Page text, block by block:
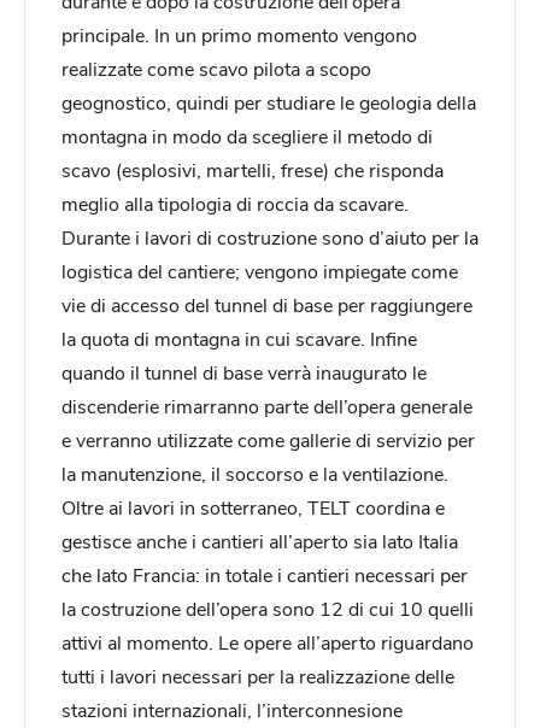
principale. In un primo momento vengono
realizzate come scavo pilota a scopo
geognostico, quindi per studiare le geologia della
montagna in modo da scegliere il metodo di
scavo (esplosivi, martelli, frese) che risponda
meglio alla tipologia di roccia da scavare.
Durante i lavori di costruzione sono d’aiuto per la
logistica del cantiere; vengono impiegate come
vie di accesso del tunnel di base per raggiungere
la quota di montagna in cui scavare. Infine
quando il tunnel di base verrà inaugurato le
discenderie rimarranno parte dell’opera generale
e verranno utilizzate come gallerie di servizio per
la manutenzione, il soccorso e la ventilazione.
Oltre ai lavori in sotterraneo, TELT coordina e
gestisce anche i cantieri all’aperto sia lato Italia
che lato Francia: in totale i cantieri necessari per
la costruzione dell’opera sono 12 di cui 10 quelli
attivi al momento. Le opere all’aperto riguardano
tutti i lavori necessari per la realizzazione delle
stazioni internazionali, l’interconnesione